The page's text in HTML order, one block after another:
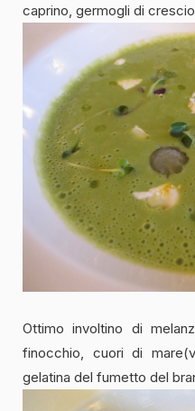
caprino, germogli di
Ottimo involtino di
finocchio, cuori di
gelatina del fumetto del